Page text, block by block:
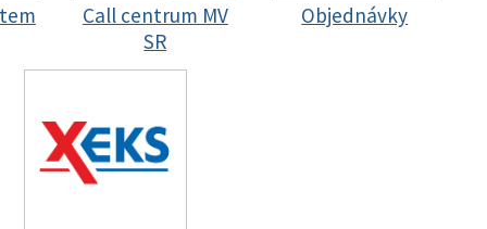
Call centrum MV
SR
Objednávky